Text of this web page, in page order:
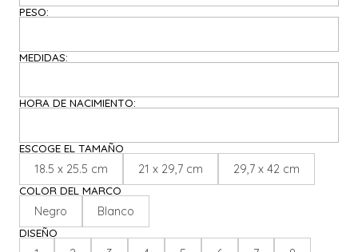
PESO:
MEDIDAS:
HORA DE NACIMIENTO:
ESCOGE EL TAMAÑO
18.5 x 25.5 cm 21 x 29,7 cm 29,7 x 42 cm
COLOR DEL MARCO
Negro Blanco
DISEÑO